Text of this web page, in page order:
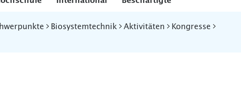
Biosystemtechnik Aktivitäten
Kongresse